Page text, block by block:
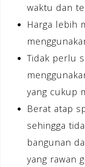
waktu dan
Harga lebih
Tidak perlu
yang cukup
Berat atap
sehingga
bangunan
yang rawan